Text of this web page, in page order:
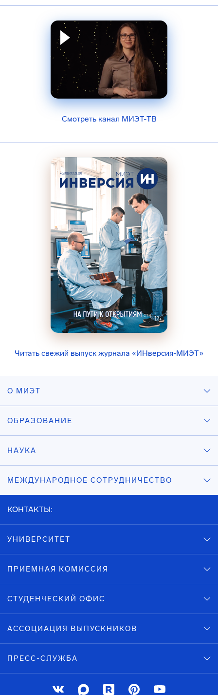
Смотреть канал МИЭТ-ТВ
Читать свежий выпуск журнала «ИНверсия-МИЭТ»
О МИЭТ
ОБРАЗОВАНИЕ
НАУКА
МЕЖДУНАРОДНОЕ СОТРУДНИЧЕСТВО
КОНТАКТЫ:
УНИВЕРСИТЕТ
ПРИЕМНАЯ КОМИССИЯ
СТУДЕНЧЕСКИЙ ОФИС
АССОЦИАЦИЯ ВЫПУСКНИКОВ
ПРЕСС-СЛУЖБА